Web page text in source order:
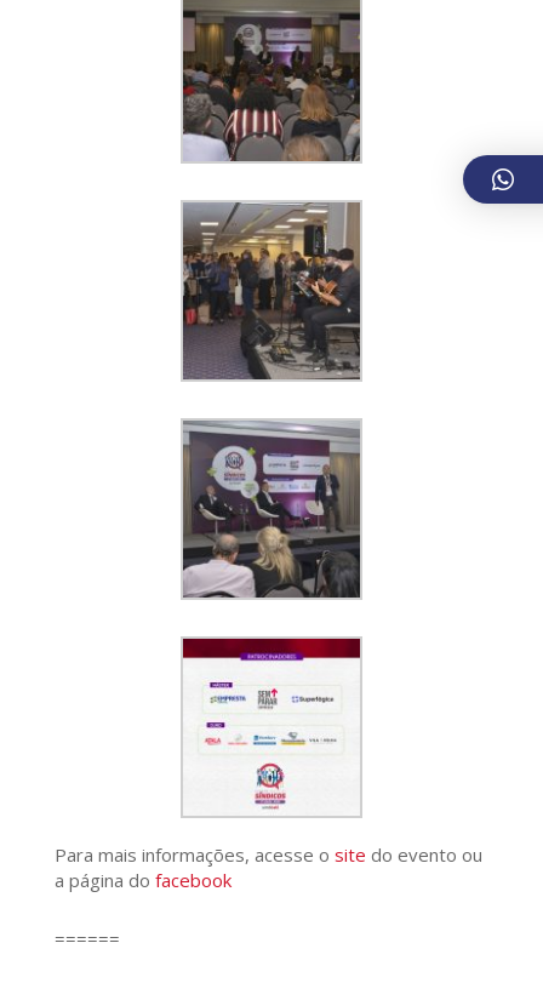
Para mais informações, acesse o site do evento ou
a página do facebook
======